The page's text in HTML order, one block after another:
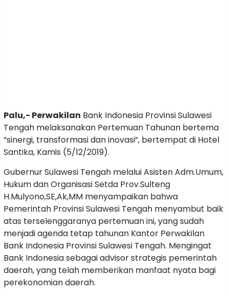
Palu,- Perwakilan Bank Indonesia Provinsi Sulawesi
Tengah melaksanakan Pertemuan Tahunan bertema
“sinergi, transformasi dan inovasi”, bertempat di Hotel
Santika, Kamis (5/12/2019).
Gubernur Sulawesi Tengah melalui Asisten Adm.Umum,
Hukum dan Organisasi Setda Prov.Sulteng
H.Mulyono,SE,Ak,MM menyampaikan bahwa
Pemerintah Provinsi Sulawesi Tengah menyambut baik
atas terselenggaranya pertemuan ini, yang sudah
menjadi agenda tetap tahunan Kantor Perwakilan
Bank Indonesia Provinsi Sulawesi Tengah. Mengingat
Bank Indonesia sebagai advisor strategis pemerintah
daerah, yang telah memberikan manfaat nyata bagi
perekonomian daerah.